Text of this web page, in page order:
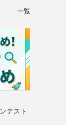
一覧
テスト